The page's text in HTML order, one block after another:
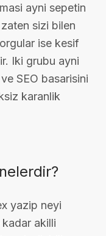
ayni sepetin
sizi bilen
ise kesif
Iki grubu ayni
SEO basarisini
karanlik
yazip neyi
akilli